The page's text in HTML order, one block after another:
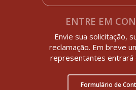
ENTRE EM
Envie sua solicitação,
reclamação. Em breve
representantes entrará
Formulário de